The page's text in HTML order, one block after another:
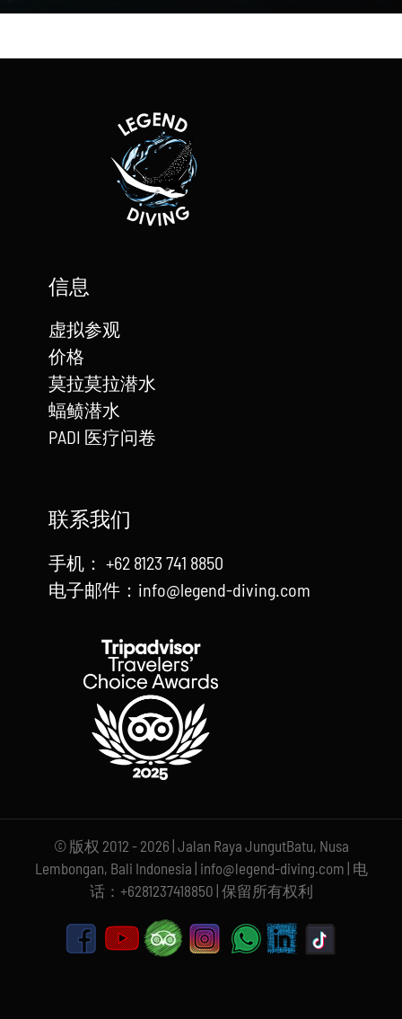
信息
虚拟参观
价格
莫拉莫拉潜水
蝠鲼潜水
PADI 医疗问卷
联系我们
手机： +62 8123 741 8850
电子邮件：info@legend-diving.com
© 版权 2012 - 2026 | Jalan Raya JungutBatu, Nusa
Lembongan, Bali Indonesia | info@legend-diving.com | 电
话：+6281237418850 | 保留所有权利